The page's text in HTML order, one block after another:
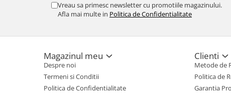
Vreau sa primesc newsletter cu promotiile magazinului.
Afla mai multe in Politica de Confidentialitate
Magazinul meu
Despre noi
Termeni si Conditii
Politica de Confidentialitate
Clienti
Metode de
Politica de
Garantia